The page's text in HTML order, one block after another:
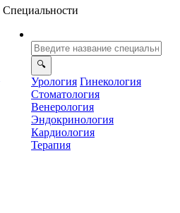
Специальности
Урология Гинекология
Стоматология
енерология
Эндокринология
Кардиология
Терапия